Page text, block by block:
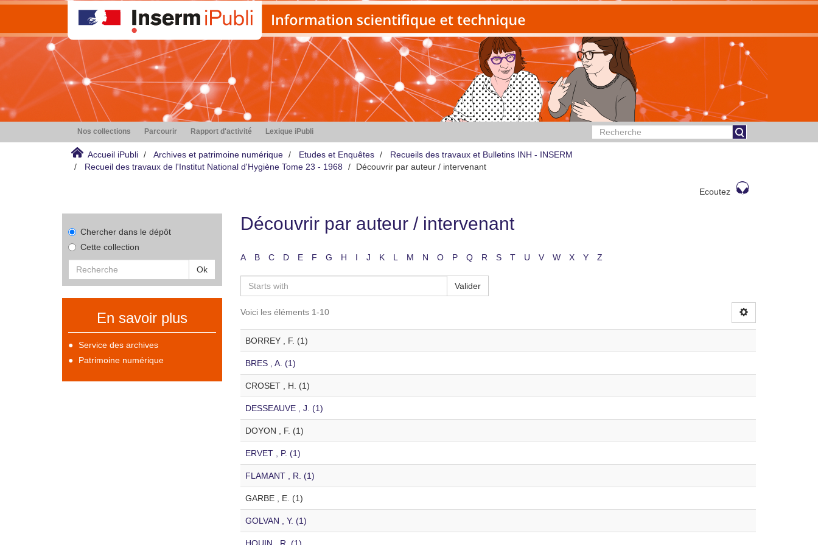
Nos collections Parcourir Rapport d'activité Lexique iPubli
Accueil iPubli Archives et patrimoine numérique Etudes et Enquêtes
Recueils des travaux et Bulletins INH - INSERM
Recueil des travaux de l'Institut National d'Hygiène Tome 23 - 1968
Découvrir par auteur / intervenant
Ecoutez
Chercher dans le dépôt
Cette collection
Ok
En savoir plus
Service des archives
Patrimoine numérique
Découvrir par auteur / intervenant
A B C D E F G H I J K L M N O P Q R S T U V W X Y Z
Valider
Voici les éléments 1-10
BORREY , F. (1)
BRES , A. (1)
CROSET , H. (1)
DESSEAUVE , J. (1)
DOYON , F. (1)
ERVET , P. (1)
FLAMANT , R. (1)
GARBE , E. (1)
GOLVAN , Y. (1)